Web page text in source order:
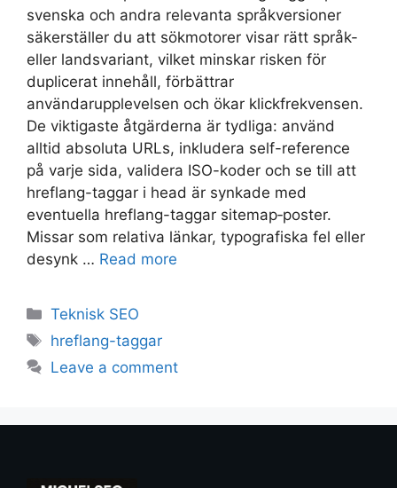
svenska och andra relevanta språkversioner
säkerställer du att sökmotorer visar rätt språk-
eller landsvariant, vilket minskar risken för
duplicerat innehåll, förbättrar
användarupplevelsen och ökar klickfrekvensen.
De viktigaste åtgärderna är tydliga: använd
alltid absoluta URLs, inkludera self-reference
på varje sida, validera ISO-koder och se till att
hreflang-taggar i head är synkade med
eventuella hreflang-taggar sitemap‑poster.
Missar som relativa länkar, typografiska fel eller
desynk … Read more
Teknisk SEO
hreflang-taggar
Leave a comment